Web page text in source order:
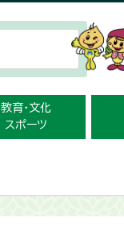
教育・文化
スポーツ